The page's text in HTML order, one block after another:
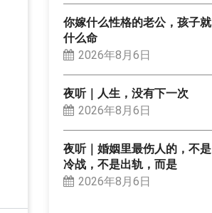
你嫁什么性格的老公，孩子就
什么命
2026年8月6日
夜听｜人生，没有下一次
2026年8月6日
夜听｜婚姻里最伤人的，不是
冷战，不是出轨，而是
2026年8月6日